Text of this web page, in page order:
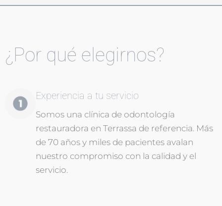
¿Por qué elegirnos?
Experiencia a tu servicio
Somos una clínica de odontología
restauradora en Terrassa de referencia. Más
de 70 años y miles de pacientes avalan
nuestro compromiso con la calidad y el
servicio.